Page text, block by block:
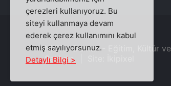
Nilüfer Damalı - Eğitim, Kültür
Saklıdır. | Site:
çerezleri kullanıyoruz. Bu
siteyi kullanmaya devam
ederek çerez kullanımını kabul
etmiş sayılıyorsunuz.
Detaylı Bilgi >